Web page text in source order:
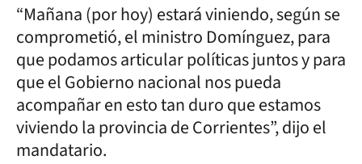
“Mañana (por hoy) estará viniendo, según se
comprometió, el ministro Domínguez, para
que podamos articular políticas juntos y para
que el Gobierno nacional nos pueda
acompañar en esto tan duro que estamos
viviendo la provincia de Corrientes”, dijo el
mandatario.